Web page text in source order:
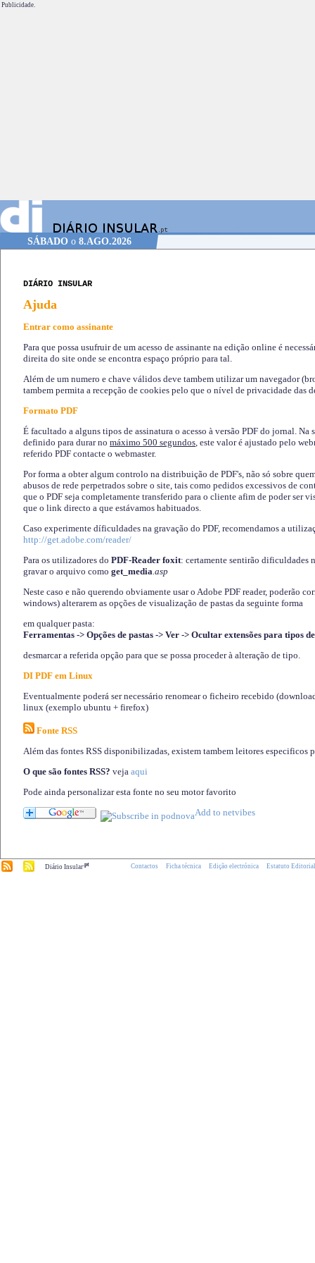
Publicidade.
SÁBADOo 8.AGO.2026
DIÁRIO INSULAR
Ajuda
Entrar como assinante
Para que possa usufruir de um acesso de assinante na edição online é
direita do site onde se encontra espaço próprio para tal.
Além de um numero e chave válidos deve tambem utilizar um navegador
tambem permita a recepção de cookies pelo que o nível de privacidade das
Formato PDF
É facultado a alguns tipos de assinatura o acesso à versão PDF do jornal. Na
definido para durar no máximo 500 segundos, este valor é ajustado pelo
referido PDF contacte o webmaster.
Por forma a obter algum controlo na distribuição de PDF's, não só sobre
abusos de rede perpetrados sobre o site, tais como pedidos excessivos de
que o PDF seja completamente transferido para o cliente afim de poder ser
que o link directo a que estávamos habituados.
Caso experimente díficuldades na gravação do PDF, recomendamos a
http://get.adobe.com/reader/
Para os utilizadores do PDF-Reader foxit: certamente sentirão dificuldades
gravar o arquivo como get_media.asp
Neste caso e não querendo obviamente usar o Adobe PDF reader, poderão
windows) alterarem as opções de visualização de pastas da seguinte forma
em qualquer pasta:
Ferramentas -> Opções de pastas -> Ver -> Ocultar extensões para tipos
desmarcar a referida opção para que se possa proceder à alteração de tipo.
DI PDF em Linux
Eventualmente poderá ser necessário renomear o ficheiro recebido
linux (exemplo ubuntu + firefox)
Fonte RSS
Além das fontes RSS disponibilizadas, existem tambem leitores especificos
O que são fontes RSS? veja aqui
Pode ainda personalizar esta fonte no seu motor favorito
Diário Insular.pt Contactos Ficha técnica Edição electrónica Estatuto Editorial